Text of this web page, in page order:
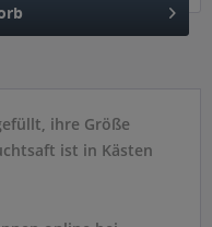
ihre Größe
ist in Kästen